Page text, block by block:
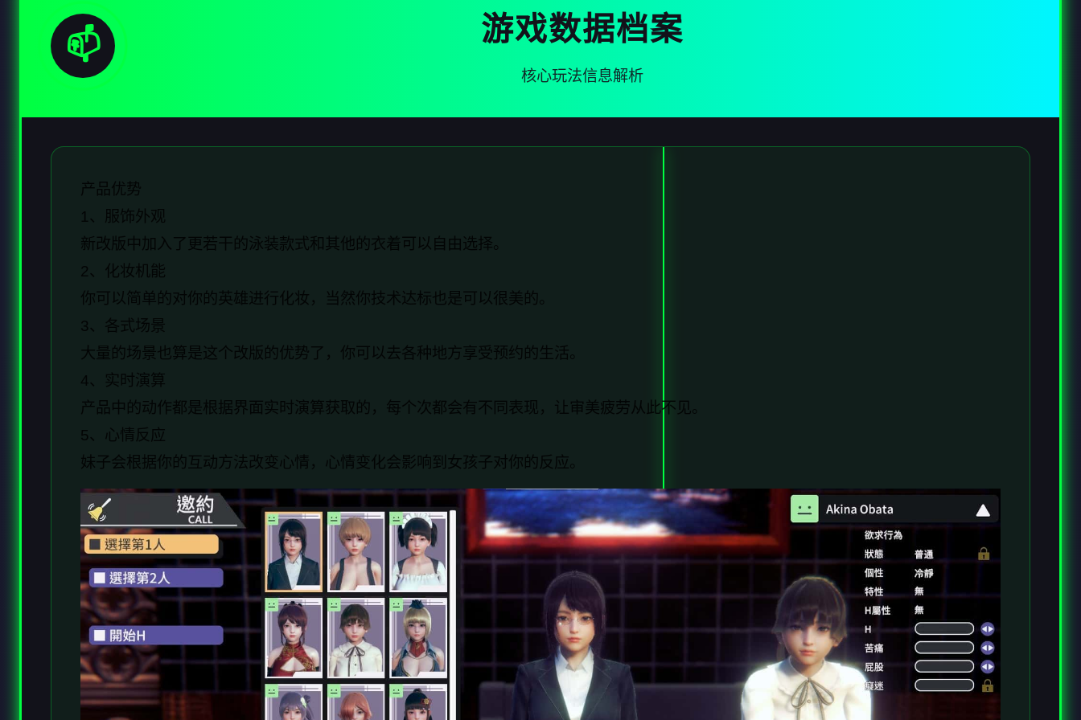
📫 游戏数据档案
核心玩法信息解析
产品优势
1、服饰外观
新改版中加入了更若干的泳装款式和其他的衣着可以自由选择。
2、化妆机能
你可以简单的对你的英雄进行化妆，当然你技术达标也是可以很美的。
3、各式场景
大量的场景也算是这个改版的优势了，你可以去各种地方享受预约的生活。
4、实时演算
产品中的动作都是根据界面实时演算获取的，每个次都会有不同表现，让审美疲劳从此不见。
5、心情反应
妹子会根据你的互动方法改变心情，心情变化会影响到女孩子对你的反应。